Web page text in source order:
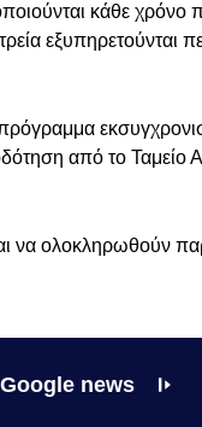
κάθε χρόνο
εξυπηρετούνται
από το Ταμείο
να ολοκληρωθούν
news